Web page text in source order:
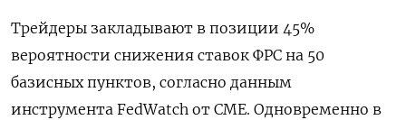
Трейдеры закладывают в позиции 45%
вероятности снижения ставок ФРС на 50
базисных пунктов, согласно данным
инструмента FedWatch от CME. Одновременно в